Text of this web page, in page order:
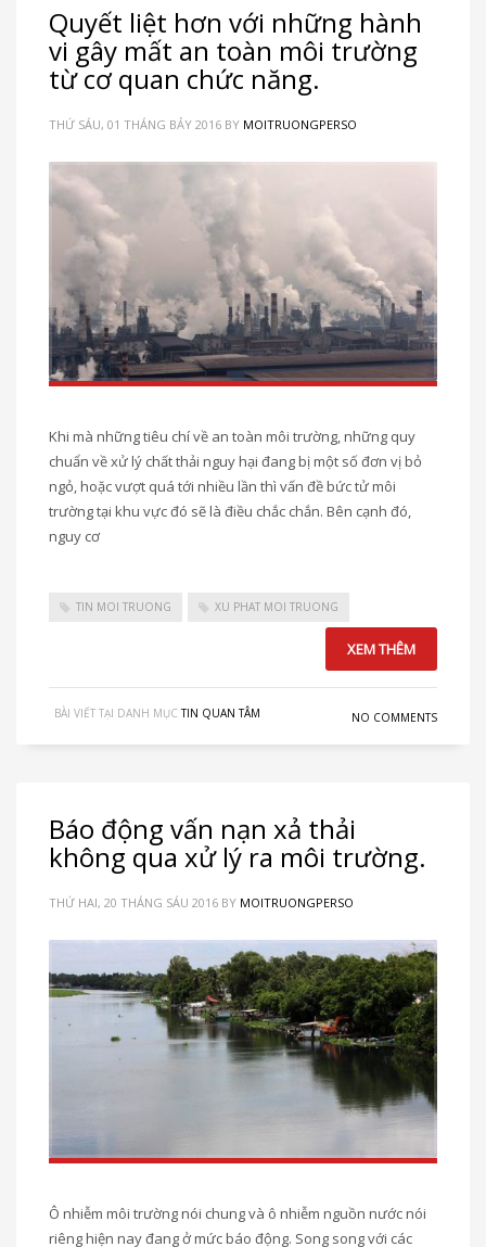
Quyết liệt hơn với những hành
vi gây mất an toàn môi trường
từ cơ quan chức năng.
THỨ SÁU, 01 THÁNG BẢY 2016 BY MOITRUONGPERSO
Khi mà những tiêu chí về an toàn môi trường, những quy
chuẩn về xử lý chất thải nguy hại đang bị một số đơn vị bỏ
ngỏ, hoặc vượt quá tới nhiều lần thì vấn đề bức tử môi
trường tại khu vực đó sẽ là điều chắc chắn. Bên cạnh đó,
nguy cơ
TIN MOI TRUONG XU PHAT MOI TRUONG
XEM THÊM
BÀI VIẾT TẠI DANH MỤC TIN QUAN TÂM NO COMMENTS
Báo động vấn nạn xả thải
không qua xử lý ra môi trường.
THỨ HAI, 20 THÁNG SÁU 2016 BY MOITRUONGPERSO
Ô nhiễm môi trường nói chung và ô nhiễm nguồn nước nói
riêng hiện nay đang ở mức báo động. Song song với các